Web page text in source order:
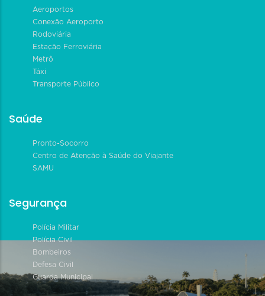
Aeroportos
Conexão Aeroporto
Rodoviária
Estação Ferroviária
Metrô
Táxi
Transporte Público
Saúde
Pronto-Socorro
Centro de Atenção à Saúde do Viajante
SAMU
Segurança
Polícia Militar
Polícia Civil
Bombeiros
Defesa Civil
Guarda Municipal